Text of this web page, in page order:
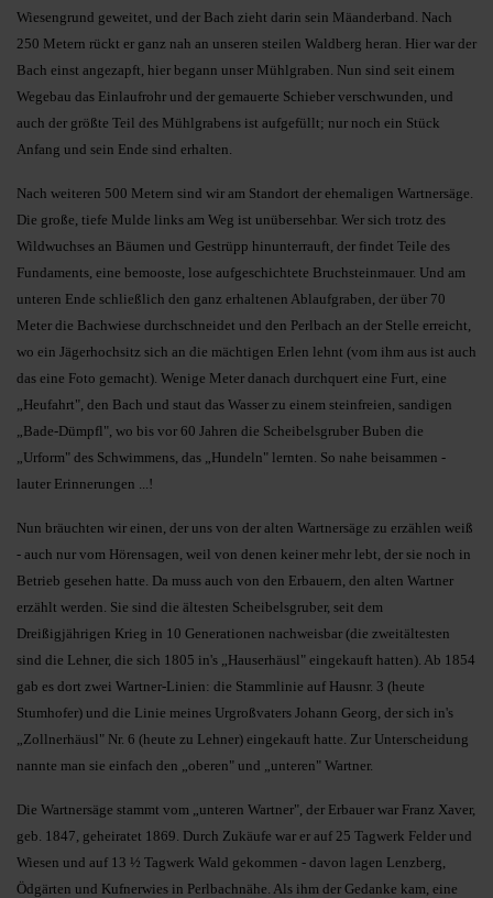
Wiesengrund geweitet, und der Bach zieht darin sein Mäanderband. Nach
250 Metern rückt er ganz nah an unseren steilen Waldberg heran. Hier war der
Bach einst angezapft, hier begann unser Mühlgraben. Nun sind seit einem
Wegebau das Einlaufrohr und der gemauerte Schieber verschwunden, und
auch der größte Teil des Mühlgrabens ist aufgefüllt; nur noch ein Stück
Anfang und sein Ende sind erhalten.
Nach weiteren 500 Metern sind wir am Standort der ehemaligen Wartnersäge.
Die große, tiefe Mulde links am Weg ist unübersehbar. Wer sich trotz des
Wildwuchses an Bäumen und Gestrüpp hinunterrauft, der findet Teile des
Fundaments, eine bemooste, lose aufgeschichtete Bruchsteinmauer. Und am
unteren Ende schließlich den ganz erhaltenen Ablaufgraben, der über 70
Meter die Bachwiese durchschneidet und den Perlbach an der Stelle erreicht,
wo ein Jägerhochsitz sich an die mächtigen Erlen lehnt (vom ihm aus ist auch
das eine Foto gemacht). Wenige Meter danach durchquert eine Furt, eine
„Heufahrt", den Bach und staut das Wasser zu einem steinfreien, sandigen
„Bade-Dümpfl", wo bis vor 60 Jahren die Scheibelsgruber Buben die
„Urform" des Schwimmens, das „Hundeln" lernten. So nahe beisammen -
lauter Erinnerungen ...!
Nun bräuchten wir einen, der uns von der alten Wartnersäge zu erzählen weiß
- auch nur vom Hörensagen, weil von denen keiner mehr lebt, der sie noch in
Betrieb gesehen hatte. Da muss auch von den Erbauern, den alten Wartner
erzählt werden. Sie sind die ältesten Scheibelsgruber, seit dem
Dreißigjährigen Krieg in 10 Generationen nachweisbar (die zweitältesten
sind die Lehner, die sich 1805 in's „Hauserhäusl" eingekauft hatten). Ab 1854
gab es dort zwei Wartner-Linien: die Stammlinie auf Hausnr. 3 (heute
Stumhofer) und die Linie meines Urgroßvaters Johann Georg, der sich in's
„Zollnerhäusl" Nr. 6 (heute zu Lehner) eingekauft hatte. Zur Unterscheidung
nannte man sie einfach den „oberen" und „unteren" Wartner.
Die Wartnersäge stammt vom „unteren Wartner", der Erbauer war Franz Xaver,
geb. 1847, geheiratet 1869. Durch Zukäufe war er auf 25 Tagwerk Felder und
Wiesen und auf 13 ½ Tagwerk Wald gekommen - davon lagen Lenzberg,
Ödgärten und Kufnerwies in Perlbachnähe. Als ihm der Gedanke kam, eine